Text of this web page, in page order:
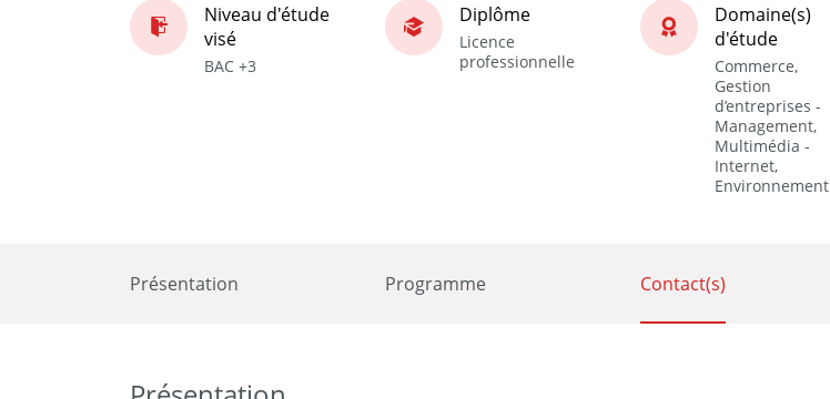
Niveau d'étude
visé
BAC +3
Diplôme
Licence
professionnelle
Domaine(s)
d'étude
Commerce,
Gestion
d’entreprises -
Management,
Multimédia -
Internet,
Environnement
Présentation Programme Contact(s)